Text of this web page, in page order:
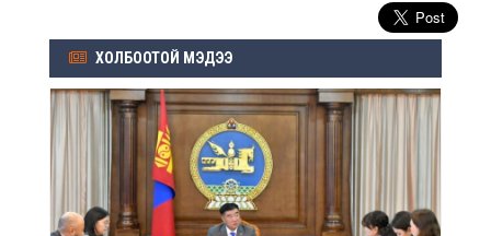
ХОЛБООТОЙ МЭДЭЭ